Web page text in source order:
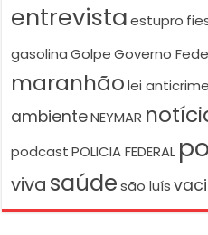
entrevista estupro
gasolina Golpe Governo
maranhão lei anticrime
ambienteNEYMAR
podcast POLICIA FEDERAL
viva saúde são luís